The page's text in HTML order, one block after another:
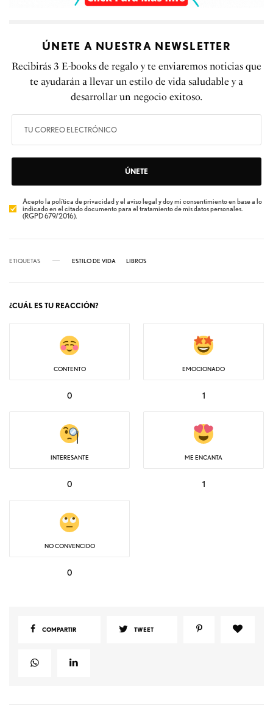
ÚNETE A NUESTRA NEWSLETTER
Recibirás 3 E-books de regalo y te enviaremos noticias que
te ayudarán a llevar un estilo de vida saludable y a
desarrollar un negocio exitoso.
ÚNETE
Acepto la política de privacidad y el aviso legal y doy mi consentimiento en base a lo
indicado en el citado documento para el tratamiento de mis datos personales.
(RGPD 679/2016).
ETIQUETAS ESTILO DE VIDA LIBROS
¿CUÁL ES TU REACCIÓN?
CONTENTO
0
EMOCIONADO
1
INTERESANTE
0
ME ENCANTA
1
NO CONVENCIDO
0
COMPARTIR TWEET